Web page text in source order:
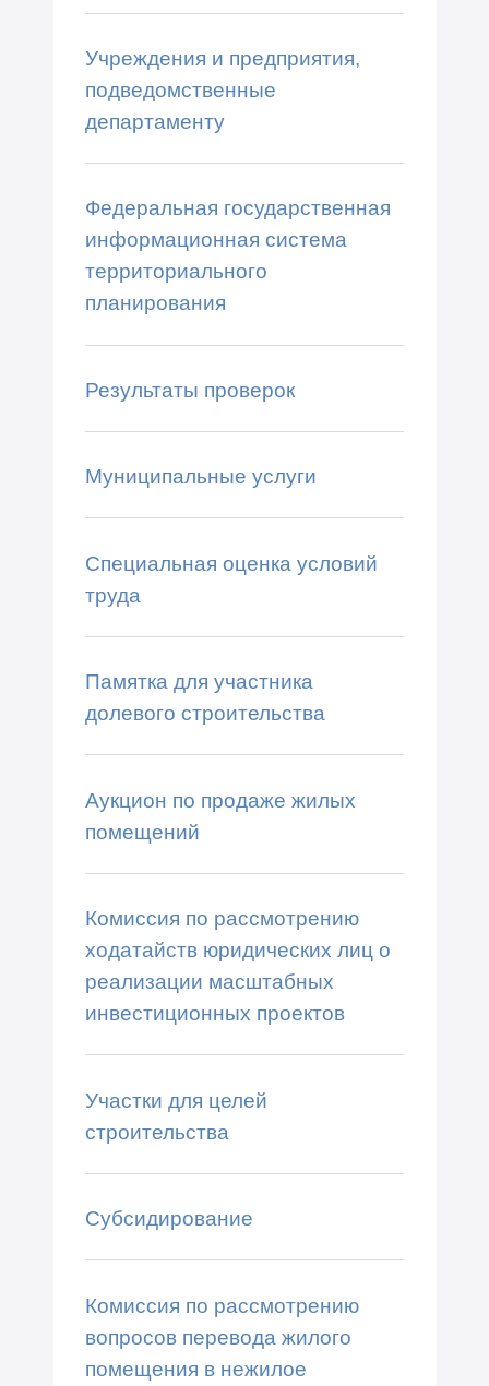
Учреждения и предприятия,
подведомственные
департаменту
Федеральная государственная
информационная система
территориального
планирования
Результаты проверок
Муниципальные услуги
Специальная оценка условий
труда
Памятка для участника
долевого строительства
Аукцион по продаже жилых
помещений
Комиссия по рассмотрению
ходатайств юридических лиц о
реализации масштабных
инвестиционных проектов
Участки для целей
строительства
Субсидирование
Комиссия по рассмотрению
вопросов перевода жилого
помещения в нежилое